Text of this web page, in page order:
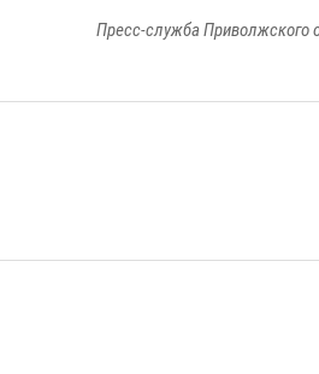
Пресс-служба Приволжского